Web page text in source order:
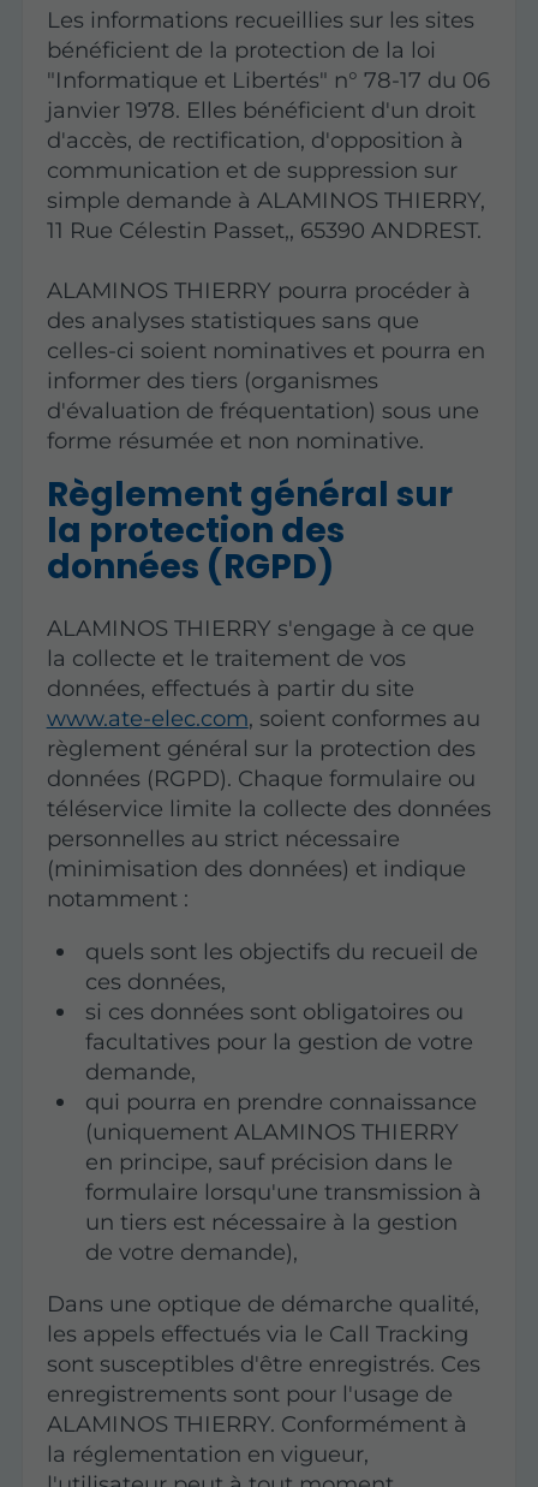
Les informations recueillies sur les sites
bénéficient de la protection de la loi
"Informatique et Libertés" n° 78-17 du 06
janvier 1978. Elles bénéficient d'un droit
d'accès, de rectification, d'opposition à
communication et de suppression sur
simple demande à ALAMINOS THIERRY,
11 Rue Célestin Passet,, 65390 ANDREST.
ALAMINOS THIERRY pourra procéder à
des analyses statistiques sans que
celles-ci soient nominatives et pourra en
informer des tiers (organismes
d'évaluation de fréquentation) sous une
forme résumée et non nominative.
Règlement général sur
la protection des
données (RGPD)
ALAMINOS THIERRY s'engage à ce que
la collecte et le traitement de vos
données, effectués à partir du site
www.ate-elec.com, soient conformes au
règlement général sur la protection des
données (RGPD). Chaque formulaire ou
téléservice limite la collecte des données
personnelles au strict nécessaire
(minimisation des données) et indique
notamment :
quels sont les objectifs du recueil de
ces données,
si ces données sont obligatoires ou
facultatives pour la gestion de votre
demande,
qui pourra en prendre connaissance
(uniquement ALAMINOS THIERRY
en principe, sauf précision dans le
formulaire lorsqu'une transmission à
un tiers est nécessaire à la gestion
de votre demande),
Dans une optique de démarche qualité,
les appels effectués via le Call Tracking
sont susceptibles d'être enregistrés. Ces
enregistrements sont pour l'usage de
ALAMINOS THIERRY. Conformément à
la réglementation en vigueur,